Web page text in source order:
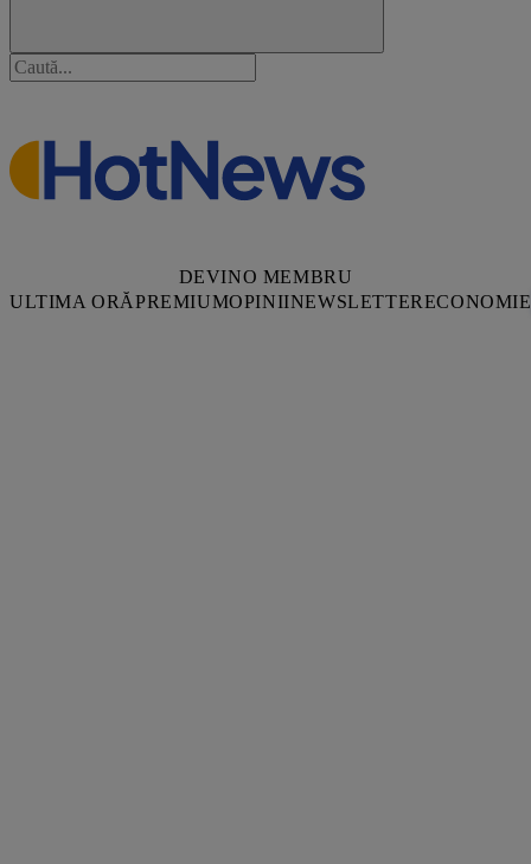
DEVINO MEMBRU
ULTIMA ORĂPREMIUMOPINIINEWSLETTERECONOMIE